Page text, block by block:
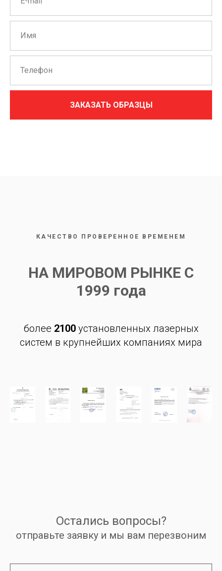
ЗАКАЗАТЬ ОБРАЗЦЫ
КАЧЕСТВО ПРОВЕРЕННОЕ ВРЕМЕНЕМ
НА МИРОВОМ РЫНКЕ С
1999 года
более 2100установленных лазерных
систем в крупнейших компаниях мира
Остались вопросы?
отправьте заявку и мы вам перезвоним